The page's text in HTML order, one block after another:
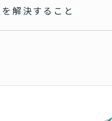
解決すること